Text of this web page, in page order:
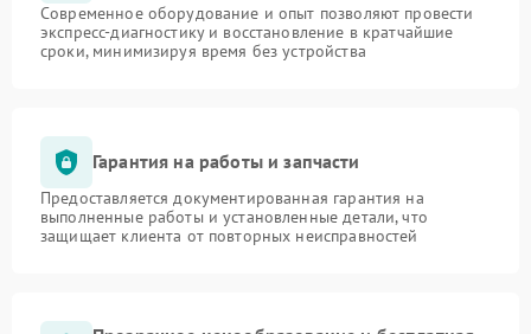
Современное оборудование и опыт позволяют провести
экспресс-диагностику и восстановление в кратчайшие
сроки, минимизируя время без устройства
Гарантия на работы и запчасти
Предоставляется документированная гарантия на
выполненные работы и установленные детали, что
защищает клиента от повторных неисправностей